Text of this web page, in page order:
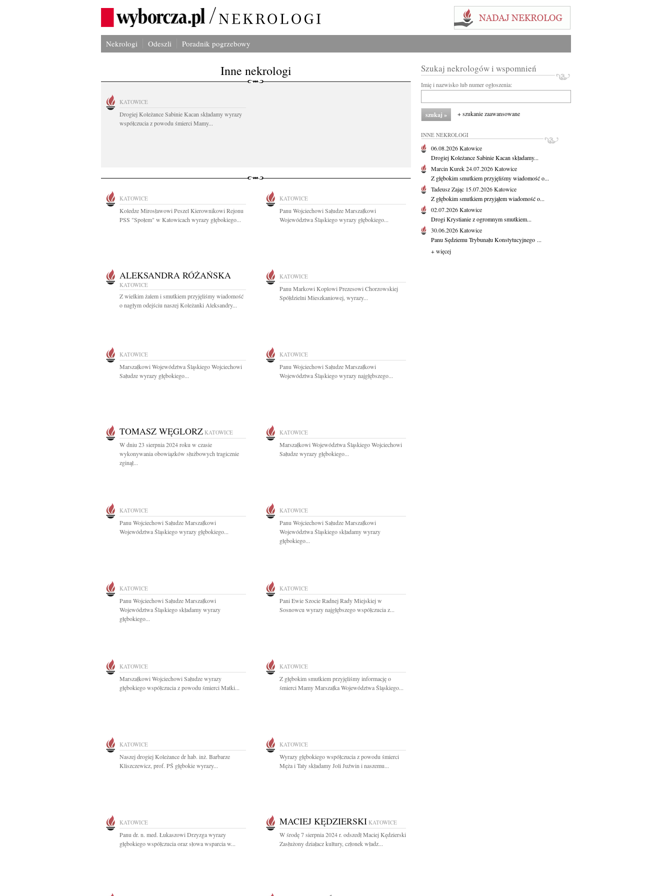
Nekrologi Odeszli Poradnik pogrzebowy
Inne nekrologi
KATOWICE
Drogiej Koleżance Sabinie Kacan składamy wyrazy
współczucia z powodu śmierci Mamy...
KATOWICE
Koledze Mirosławowi Peszel Kierownikowi Rejonu
PSS "Społem" w Katowicach wyrazy głębokiego...
KATOWICE
Panu Wojciechowi Sałudze Marszałkowi
Województwa Śląskiego wyrazy głębokiego...
ALEKSANDRA RÓŻAŃSKA
KATOWICE
Z wielkim żalem i smutkiem przyjęliśmy wiadomość
o nagłym odejściu naszej Koleżanki Aleksandry...
KATOWICE
Panu Markowi Koplowi Prezesowi Chorzowskiej
Spółdzielni Mieszkaniowej, wyrazy...
KATOWICE
Marszałkowi Województwa Śląskiego Wojciechowi
Sałudze wyrazy głębokiego...
KATOWICE
Panu Wojciechowi Sałudze Marszałkowi
Województwa Śląskiego wyrazy najgłębszego...
TOMASZ WĘGLORZ KATOWICE
W dniu 23 sierpnia 2024 roku w czasie
wykonywania obowiązków służbowych tragicznie
zginął...
KATOWICE
Marszałkowi Województwa Śląskiego Wojciechowi
Sałudze wyrazy głębokiego...
KATOWICE
Panu Wojciechowi Sałudze Marszałkowi
Województwa Śląskiego wyrazy głębokiego...
KATOWICE
Panu Wojciechowi Sałudze Marszałkowi
Województwa Śląskiego składamy wyrazy
głębokiego...
KATOWICE
Panu Wojciechowi Sałudze Marszałkowi
Województwa Śląskiego składamy wyrazy
głębokiego...
KATOWICE
Pani Ewie Szocie Radnej Rady Miejskiej w
Sosnowcu wyrazy najgłębszego współczucia z...
KATOWICE
Marszałkowi Wojciechowi Sałudze wyrazy
głębokiego współczucia z powodu śmierci Matki...
KATOWICE
Z głębokim smutkiem przyjęliśmy informację o
śmierci Mamy Marszałka Województwa Śląskiego...
KATOWICE
Naszej drogiej Koleżance dr hab. inż. Barbarze
Kliszczewicz, prof. PŚ głębokie wyrazy...
KATOWICE
Wyrazy głębokiego współczucia z powodu śmierci
Męża i Taty składamy Joli Juźwin i naszemu...
KATOWICE
Panu dr. n. med. Łukaszowi Drzyzga wyrazy
głębokiego współczucia oraz słowa wsparcia w...
MACIEJ KĘDZIERSKI KATOWICE
W środę 7 sierpnia 2024 r. odszedł Maciej Kędzierski
Zasłużony działacz kultury, członek władz...
Szukaj nekrologów i wspomnień
Imię i nazwisko lub numer ogłoszenia:
+ szukanie zaawansowane
INNE NEKROLOGI
06.08.2026Katowice
Drogiej Koleżance Sabinie Kacan składamy...
Marcin Kurek24.07.2026Katowice
Z głębokim smutkiem przyjęliśmy wiadomość o...
Tadeusz Zając 15.07.2026Katowice
Z głębokim smutkiem przyjąłem wiadomość o...
02.07.2026Katowice
Drogi Krystianie z ogromnym smutkiem...
30.06.2026Katowice
Panu Sędziemu Trybunału Konstytucyjnego ...
+ więcej